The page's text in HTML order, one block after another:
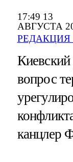
17:49 13
АВГУСТА
РЕДАКЦИЯ
вопрос
канцлер